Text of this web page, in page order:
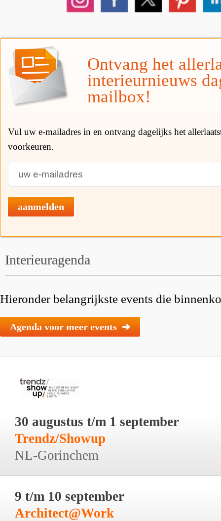
Ontvang het
interieurnieuws
mailbox!
Vul uw e-mailadres in en ontvang dagelijks het
voorkeuren.
aanmelden
Interieuragenda
Hieronder belangrijkste events die
Agenda voor meer events ➔
30 augustus t/m 1 september
Trendz/Showup
NL-Gorinchem
9 t/m 10 september
Architect@Work